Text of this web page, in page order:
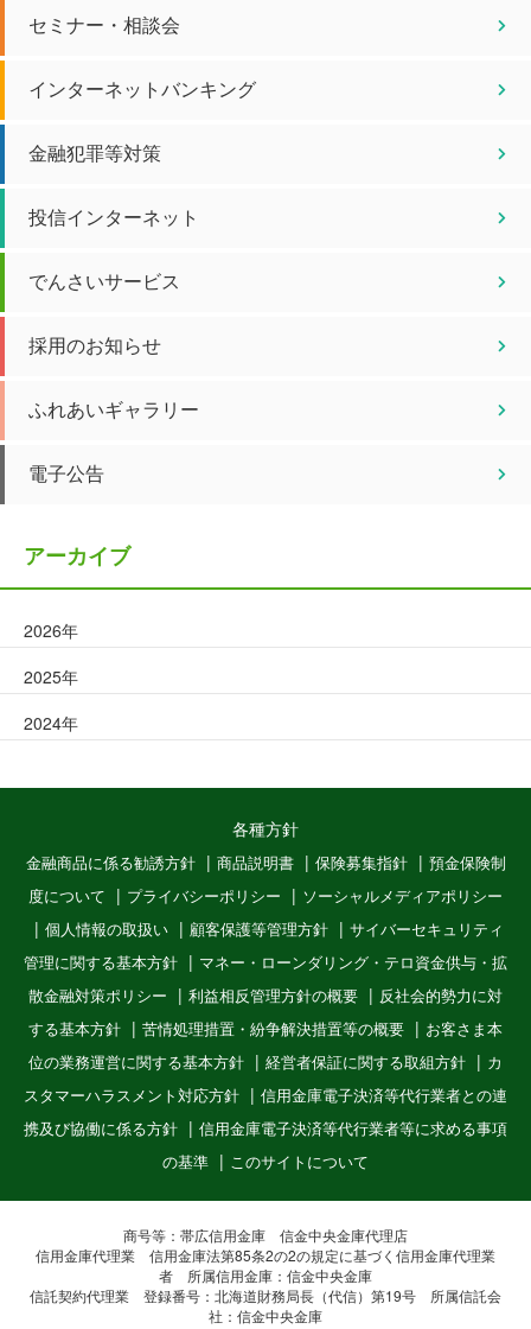
セミナー・相談会
インターネットバンキング
金融犯罪等対策
投信インターネット
でんさいサービス
採用のお知らせ
ふれあいギャラリー
電子公告
アーカイブ
2026年
2025年
2024年
各種方針
金融商品に係る勧誘方針 商品説明書 保険募集指針
預金保険制
度について
プライバシーポリシー
ソーシャルメディアポリシー
個人情報の取扱い
顧客保護等管理方針
サイバーセキュリティ
管理に関する基本方針
マネー・ローンダリング・テロ資金供与・拡
散金融対策ポリシー
利益相反管理方針の概要
反社会的勢力に対
する基本方針
苦情処理措置・紛争解決措置等の概要
お客さま本
位の業務運営に関する基本方針
経営者保証に関する取組方針
カ
スタマーハラスメント対応方針
信用金庫電子決済等代行業者との連
携及び協働に係る方針
信用金庫電子決済等代行業者等に求める事項
の基準
このサイトについて
商号等：帯広信用金庫 信金中央金庫代理店
信用金庫代理業 信用金庫法第85条2の2の規定に基づく信用金庫代理業
者 所属信用金庫：信金中央金庫
信託契約代理業 登録番号：北海道財務局長（代信）第19号 所属信託会
社：信金中央金庫